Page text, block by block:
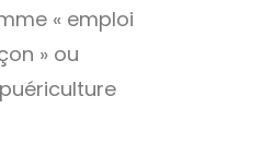
« emploi
» ou